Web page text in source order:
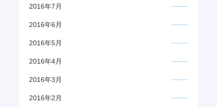
2016年7月
2016年6月
2016年5月
2016年4月
2016年3月
2016年2月